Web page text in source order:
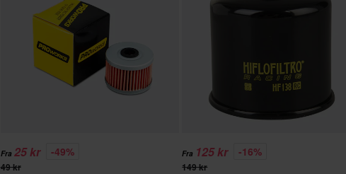
Fra 25 kr -49%
49 kr
Fra 125 kr -16%
149 kr